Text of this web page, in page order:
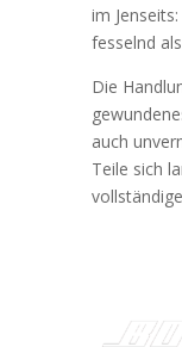
im
fesselnd
Die
auch
Teile sich